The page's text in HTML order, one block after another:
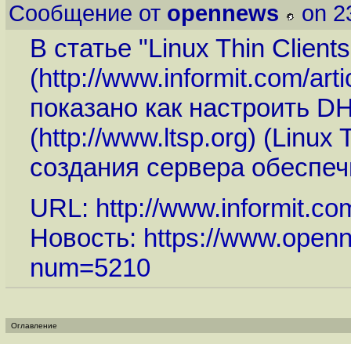
Сообщение от opennews on
В статье "Linux Thin
(http://www.informit.com/
показано как настроить
(http://www.ltsp.org) (Linux
создания сервера
URL: http://
Новость: https://
num=5210
Оглавление